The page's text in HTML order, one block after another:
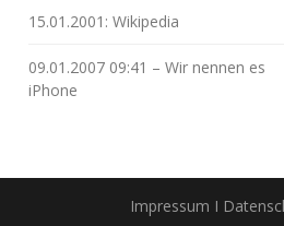
15.01.2001: Wikipedia
09.01.2007 09:41 – Wir nennen es
iPhone
Impressum I